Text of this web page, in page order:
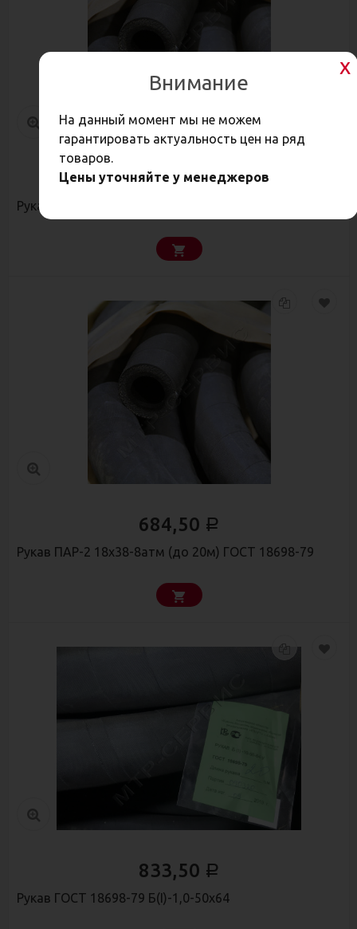
394,10Р
Рукав ПАР-2 20х41-8атм (до 20м) ГОСТ 18698-79 К.
684,50 Р
Рукав ПАР-2 18х38-8атм (до 20м) ГОСТ 18698-79
833,50 Р
Рукав ГОСТ 18698-79 Б(I)-1,0-50х64
Внимание
На данный момент мы не можем
гарантировать актуальность цен на ряд
товаров.
Цены уточняйте у менеджеров